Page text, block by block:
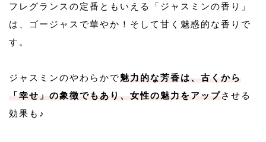
フレグランスの定番ともいえる「ジャスミンの香り」
は、ゴージャスで華やか！そして甘く魅惑的な香りで
す。
ジャスミンのやわらかで魅力的な芳香は、古くから
「幸せ」の象徴でもあり、女性の魅力をアップさせる
効果も♪